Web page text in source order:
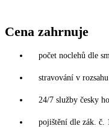
Cena zahrnuje
počet noclehů dle
stravování v
24/7 služby česky
pojištění dle zák. č.